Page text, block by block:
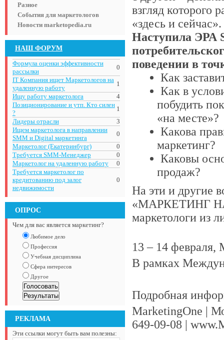
Разное
События для маркетологов
Новости marketopedia.ru
НАШ ФОРУМ
Формула оценки эффективности
рассылки
0
IT Компания ищет Маркетологов на
удаленную работу
1
Ищу работу маркетолога
4
Позиционирование и утп. Кто силен
?
1
Лидеры отрасли
3
Ищем маркетолога в направлении
SMM и Digital маркетинга
0
Маркетолог (Екатеринбург)
0
Требуется SMM-Менеджер
0
Маркетолог на удаленную работу
0
Требуется маркетолог по
кредитованию под залог
недвижимости
0
ОПРОС
Чем для вас является маркетинг?
Любимое дело
Профессия
Учебная дисциплина
Сфера интересов
Другое
РЕКЛАМА
Эти ссылки могут быть вам полезны:
взгляд которого
«здесь и сейчас».
Наступила ЭРА
поведении в
Как
Как в
побудить
«на месте»?
Какова
маркетинг?
Каковы
продаж?
На эти и
«МАРКЕТИНГ
маркетологи из
13 – 14 февраля,
В рамках
Подробная
MarketingOne |
649-09-08 |